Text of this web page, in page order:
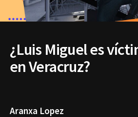
¿Luis Miguel es
en Veracruz?
Aranxa Lopez